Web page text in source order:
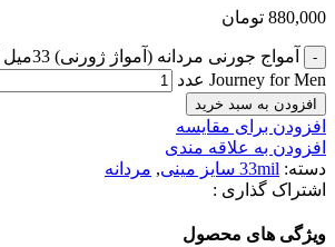
880,000 تومان
Journey for Men عدد
افزودن به سبد خرید
افزودن برای مقایسه
افزودن به علاقه مندی
دسته: 33mil سایز مینی , مردانه
اشتراک گذاری :
ویژگی های محصول